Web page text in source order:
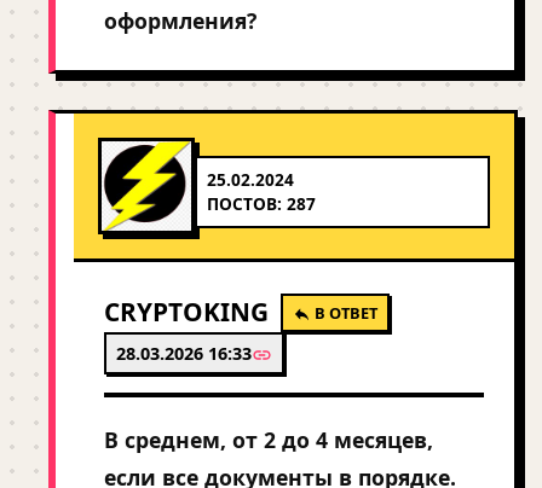
оформления?
25.02.2024
ПОСТОВ: 287
CRYPTOKING В ОТВЕТ
28.03.2026 16:33
В среднем, от 2 до 4 месяцев,
если все документы в порядке.